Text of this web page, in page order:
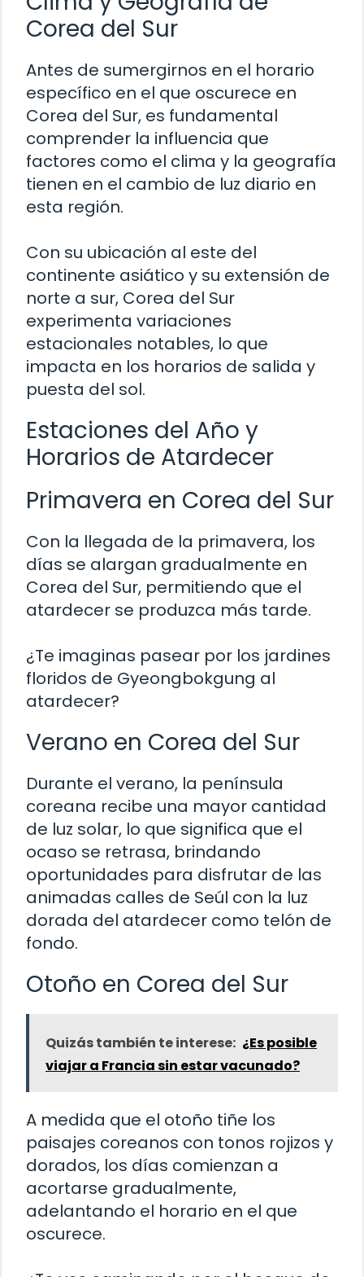
Corea del Sur
Antes de sumergirnos en el horario
específico en el que oscurece en
Corea del Sur, es fundamental
comprender la influencia que
factores como el clima y la geografía
tienen en el cambio de luz diario en
esta región.
Con su ubicación al este del
continente asiático y su extensión de
norte a sur, Corea del Sur
experimenta variaciones
estacionales notables, lo que
impacta en los horarios de salida y
puesta del sol.
Estaciones del Año y
Horarios de Atardecer
Primavera en Corea del Sur
Con la llegada de la primavera, los
días se alargan gradualmente en
Corea del Sur, permitiendo que el
atardecer se produzca más tarde.
¿Te imaginas pasear por los jardines
floridos de Gyeongbokgung al
atardecer?
Verano en Corea del Sur
Durante el verano, la península
coreana recibe una mayor cantidad
de luz solar, lo que significa que el
ocaso se retrasa, brindando
oportunidades para disfrutar de las
animadas calles de Seúl con la luz
dorada del atardecer como telón de
fondo.
Otoño en Corea del Sur
Quizás también te interese: ¿Es posible
viajar a Francia sin estar vacunado?
A medida que el otoño tiñe los
paisajes coreanos con tonos rojizos y
dorados, los días comienzan a
acortarse gradualmente,
adelantando el horario en el que
oscurece.